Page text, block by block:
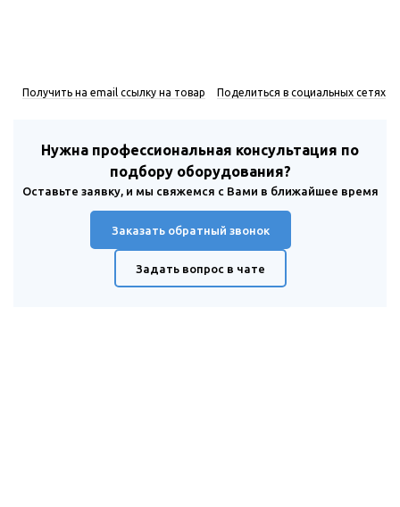
Получить на email ссылку на товар Поделиться в социальных сетях
Нужна профессиональная консультация по
подбору оборудования?
Оставьте заявку, и мы свяжемся с Вами в ближайшее время
Заказать обратный звонок
Задать вопрос в чате